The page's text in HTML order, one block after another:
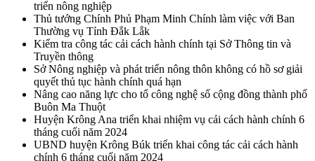
triển nông nghiệp
Thủ tướng Chính Phủ Phạm Minh Chính làm việc với Ban
Thường vụ Tỉnh Đắk Lắk
Kiểm tra công tác cải cách hành chính tại Sở Thông tin và
Truyền thông
Sở Nông nghiệp và phát triển nông thôn không có hồ sơ giải
quyết thủ tục hành chính quá hạn
Nâng cao năng lực cho tổ công nghệ số cộng đồng thành phố
Buôn Ma Thuột
Huyện Krông Ana triển khai nhiệm vụ cải cách hành chính 6
tháng cuối năm 2024
UBND huyện Krông Búk triển khai công tác cải cách hành
chính 6 tháng cuối năm 2024